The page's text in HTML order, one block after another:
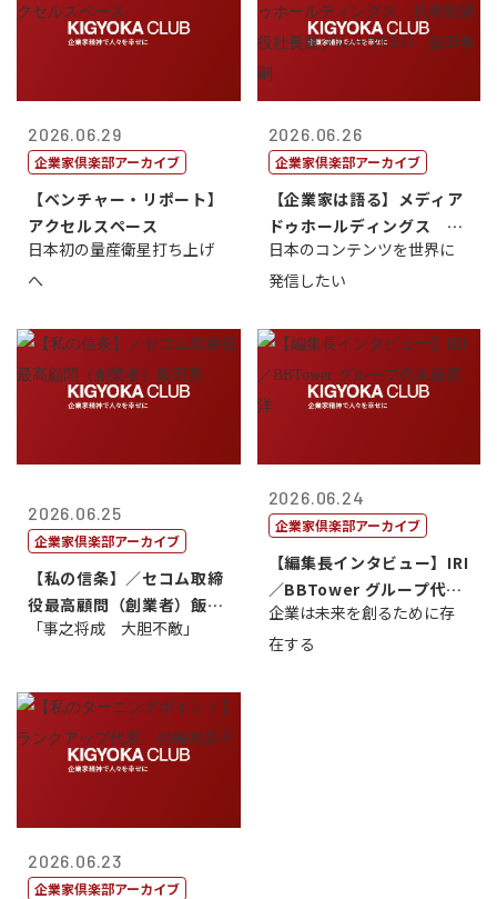
2026.06.29
企業家倶楽部アーカイブ
【ベンチャー・リポート】
アクセルスペース
日本初の量産衛星打ち上げ
へ
2026.06.26
企業家倶楽部アーカイブ
【企業家は語る】メディア
ドゥホールディングス 代
表取締役社長...
日本のコンテンツを世界に
発信したい
2026.06.25
企業家倶楽部アーカイブ
【私の信条】／セコム取締
役最高顧問（創業者）飯田
亮
「事之将成 大胆不敵」
2026.06.24
企業家倶楽部アーカイブ
【編集長インタビュー】IRI
／BBTower グループ代表
藤...
企業は未来を創るために存
在する
2026.06.23
企業家倶楽部アーカイブ